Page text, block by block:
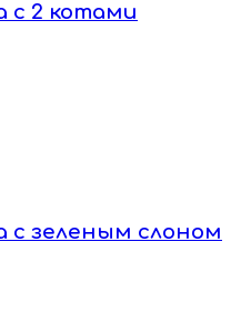
с 2 котами
с зеленым слоном